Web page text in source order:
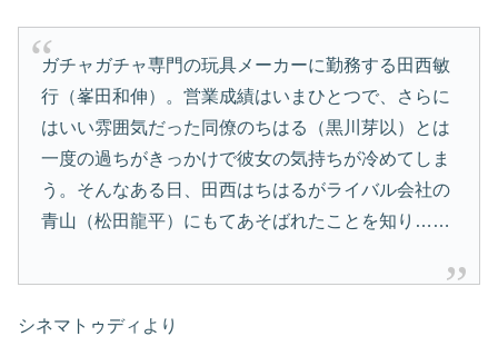
ガチャガチャ専門の玩具メーカーに勤務する田西敏
行（峯田和伸）。営業成績はいまひとつで、さらに
はいい雰囲気だった同僚のちはる（黒川芽以）とは
一度の過ちがきっかけで彼女の気持ちが冷めてしま
う。そんなある日、田西はちはるがライバル会社の
青山（松田龍平）にもてあそばれたことを知り……
シネマトゥディより